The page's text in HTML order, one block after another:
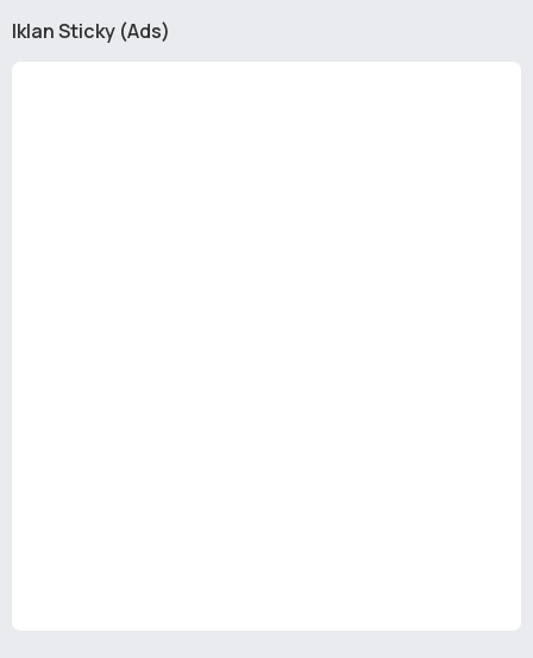
Iklan Sticky (Ads)